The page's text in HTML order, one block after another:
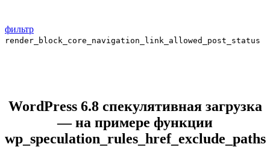
фильтр
render_block_core_navigation_link_allowed_post_status
WordPress 6.8 спекулятивная загрузка
— на примере функции
wp_speculation_rules_href_exclude_paths